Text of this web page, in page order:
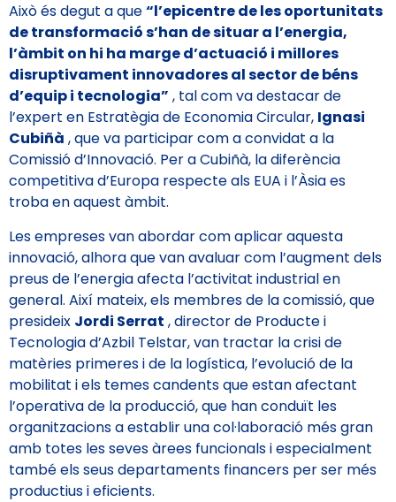
Això és degut a que“l’epicentre de les oportunitats
de transformació s’han de situar a l’energia,
l’àmbit on hi ha marge d’actuació i millores
disruptivament innovadores al sector de béns
d’equip i tecnologia” , tal com va destacar de
l’expert en Estratègia de Economia Circular, Ignasi
Cubiñà , que va participar com a convidat a la
Comissió d’Innovació. Per a Cubiñà, la diferència
competitiva d’Europa respecte als EUA i l’Àsia es
troba en aquest àmbit.
Les empreses van abordar com aplicar aquesta
innovació, alhora que van avaluar com l’augment dels
preus de l’energia afecta l’activitat industrial en
general. Així mateix, els membres de la comissió, que
presideix Jordi Serrat , director de Producte i
Tecnologia d’Azbil Telstar, van tractar la crisi de
matèries primeres i de la logística, l’evolució de la
mobilitat i els temes candents que estan afectant
l’operativa de la producció, que han conduït les
organitzacions a establir una col·laboració més gran
amb totes les seves àrees funcionals i especialment
també els seus departaments financers per ser més
productius i eficients.